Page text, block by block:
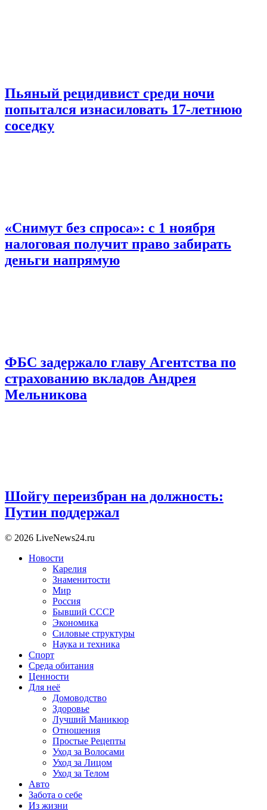
Пьяный рецидивист среди ночи
попытался изнасиловать 17-летнюю
соседку
«Снимут без спроса»: с 1 ноября
налоговая получит право забирать
деньги напрямую
ФБС задержало главу Агентства по
страхованию вкладов Андрея
Мельникова
Шойгу переизбран на должность:
Путин поддержал
© 2026 LiveNews24.ru
Новости
Карелия
Знаменитости
Мир
Россия
Бывший СССР
Экономика
Силовые структуры
Наука и техника
Спорт
Среда обитания
Ценности
Для неё
Домоводство
Здоровье
Лучший Маникюр
Отношения
Простые Рецепты
Уход за Волосами
Уход за Лицом
Уход за Телом
Авто
Забота о себе
Из жизни